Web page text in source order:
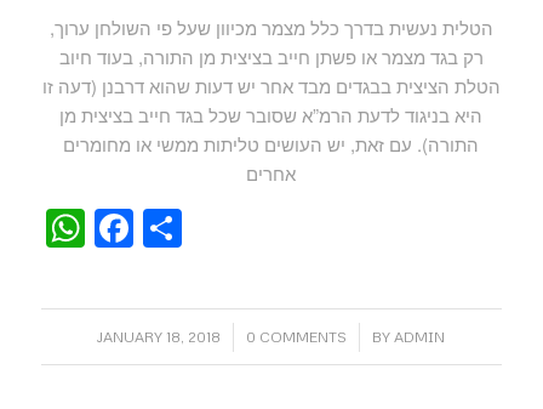
הטלית נעשית בדרך כלל מצמר מכיוון שעל פי השולחן ערוך,
רק בגד מצמר או פשתן חייב בציצית מן התורה, בעוד חיוב
הטלת הציצית בבגדים מבד אחר יש דעות שהוא דרבנן (דעה זו
היא בניגוד לדעת הרמ”א שסובר שכל בגד חייב בציצית מן
התורה). עם זאת, יש העושים טליתות ממשי או מחומרים
אחרים
WhatsApp
Facebook
Share
JANUARY 18, 2018
/ 0 COMMENTS
/ BY ADMIN